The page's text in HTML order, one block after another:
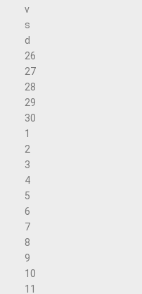
v
s
d
26
27
28
29
30
1
2
3
4
5
6
7
8
9
10
11